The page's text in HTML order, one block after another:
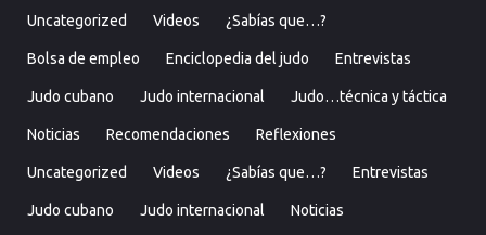
Uncategorized Videos ¿Sabías que…?
Bolsa de empleo Enciclopedia del judo Entrevistas
Judo cubano Judo internacional Judo…técnica y táctica
Noticias Recomendaciones Reflexiones
Uncategorized Videos ¿Sabías que…? Entrevistas
Judo cubano Judo internacional Noticias